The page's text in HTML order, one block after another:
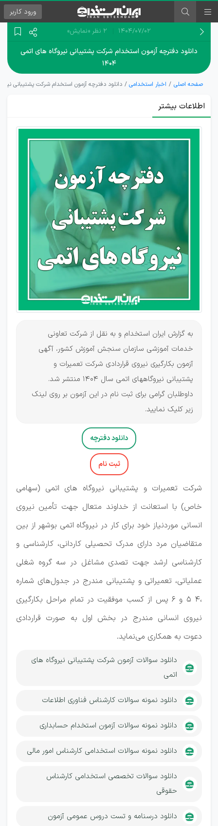
ورود کاربر
۱۴۰۴/۰۷/۰۲ 2 نظر «نمایش»
دانلود دفترچه آزمون استخدام شرکت پشتیبانی نیروگاه های اتمی
۱۴۰۴
صفحه اصلی اخبار استخدامی دانلود دفترچه آزمون استخدام شرکت پشتیبانی نیروگاه
اطلاعات بیشتر
شروع ثبت
استخدام
پشتیبانی
نیروگاه‏های
اتمی
به گزارش ایران استخدام و به نقل از شرکت تعاونی
خدمات آموزشی سازمان سنجش آموزش کشور، آگهی
آزمون بکارگیری نیروی قراردادی شرکت تعمیرات و
پشتیبانی نیروگاه‏های اتمی سال 1404 منتشر شد.
داوطلبان گرامی برای ثبت نام در این آزمون بر روی لینک
زیر کلیک نمایید.
دانلود دفترچه
ثبت نام
شرکت تعمیرات و پشتیبانی نیروگاه های اتمی (سهامی
خاص) با استعانت از خداوند متعال جهت تأمین نیروی
انسانی موردنیاز خود برای کار در نیروگاه اتمی بوشهر از بین
متقاضیان مرد دارای مدرک تحصیلی کاردانی، کارشناسی و
کارشناسی ارشد جهت تصدی مشاغل در سه گروه شغلی
عملیاتی، تعمیراتی و پشتیبانی مندرج در جدول‌های شماره
،4 5 و 6 پس از کسب موفقیت در تمام مراحل بکارگیری
نیروی انسانی مندرج در بخش اول به صورت قراردادی
دعوت به همکاری می‌نماید.
دانلود سوالات آزمون شرکت پشتیبانی نیروگاه های
اتمی
دانلود نمونه سوالات کارشناس فناوری اطلاعات
دانلود نمونه سوالات آزمون استخدام حسابداری
دانلود نمونه سوالات استخدامی کارشناس امور مالی
دانلود سوالات تخصصی استخدامی کارشناس
حقوقی
دانلود درسنامه و تست دروس عمومی آزمون